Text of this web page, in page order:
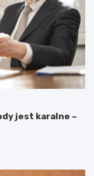
jest karalne –